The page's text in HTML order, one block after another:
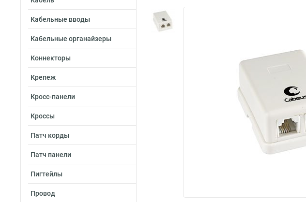
Кабельные вводы
Кабельные органайзеры
Коннекторы
Крепеж
Кросс-панели
Кроссы
Патч корды
Патч панели
Пигтейлы
Провод